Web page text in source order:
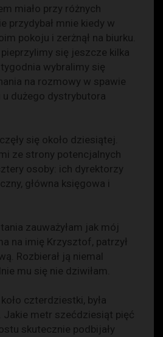
miało przy różnych
przydybał mnie kiedy w
pokoju i zerżnął na biurku.
pieprzylimy się jeszcze kilka
wybralimy się
na rozmowy w spawie
dużego dystrybutora
się około dziesiątej.
ze strony potencjalnych
osoby: ich dyrektorzy
główna księgowa i
zauważyłam jak mój
na imię Krzysztof, patrzył
Rozbierał ją niemal
mu się nie dziwiłam.
czterdziestki, była
Jakie metr szećdziesiąt pięć
skutecznie podbijały